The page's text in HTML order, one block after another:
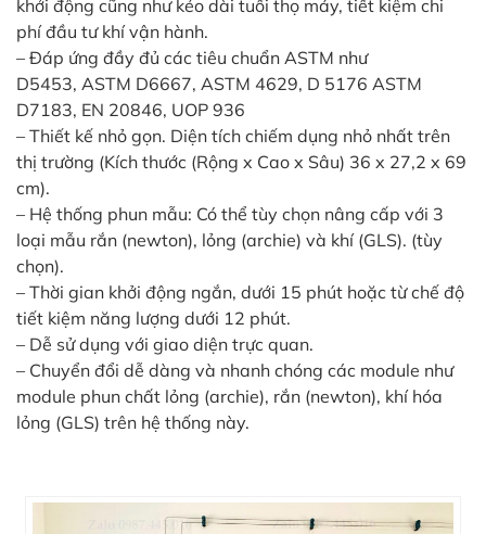
khởi động cũng như kéo dài tuổi thọ máy, tiết kiệm chi
phí đầu tư khí vận hành.
– Đáp ứng đầy đủ các tiêu chuẩn ASTM như
D5453, ASTM D6667, ASTM 4629, D 5176 ASTM
D7183, EN 20846, UOP 936
– Thiết kế nhỏ gọn. Diện tích chiếm dụng nhỏ nhất trên
thị trường (Kích thước (Rộng x Cao x Sâu) 36 x 27,2 x 69
cm).
– Hệ thống phun mẫu: Có thể tùy chọn nâng cấp với 3
loại mẫu rắn (newton), lỏng (archie) và khí (GLS). (tùy
chọn).
– Thời gian khởi động ngắn, dưới 15 phút hoặc từ chế độ
tiết kiệm năng lượng dưới 12 phút.
– Dễ sử dụng với giao diện trực quan.
– Chuyển đổi dễ dàng và nhanh chóng các module như
module phun chất lỏng (archie), rắn (newton), khí hóa
lỏng (GLS) trên hệ thống này.